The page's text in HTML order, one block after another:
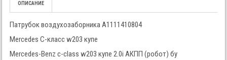
ОПИСАНИЕ
Патрубок воздухозаборника A1111410804
Mercedes C-класс w203 купе
Mercedes-Benz c-class w203 купе 2.0i АКПП (робот) бу